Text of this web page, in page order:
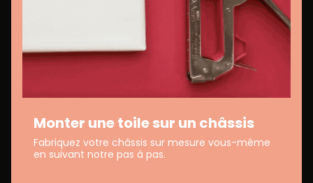
Monter une toile sur un châssis
Fabriquez votre châssis sur mesure vous-même
en suivant notre pas à pas.